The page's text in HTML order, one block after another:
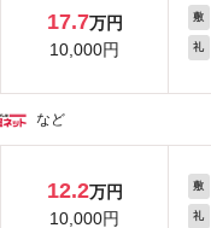
17.7万円
10,000円
敷
礼
など
12.2万円
10,000円
敷
礼